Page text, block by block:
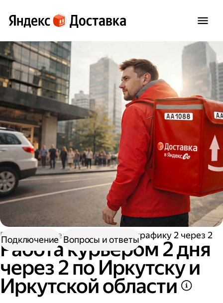
Работа водителем Работа по графику 2 через 2
Работа курьером 2 дня
через 2 по Иркутску и
Иркутской области
Подключение Вопросы и ответы